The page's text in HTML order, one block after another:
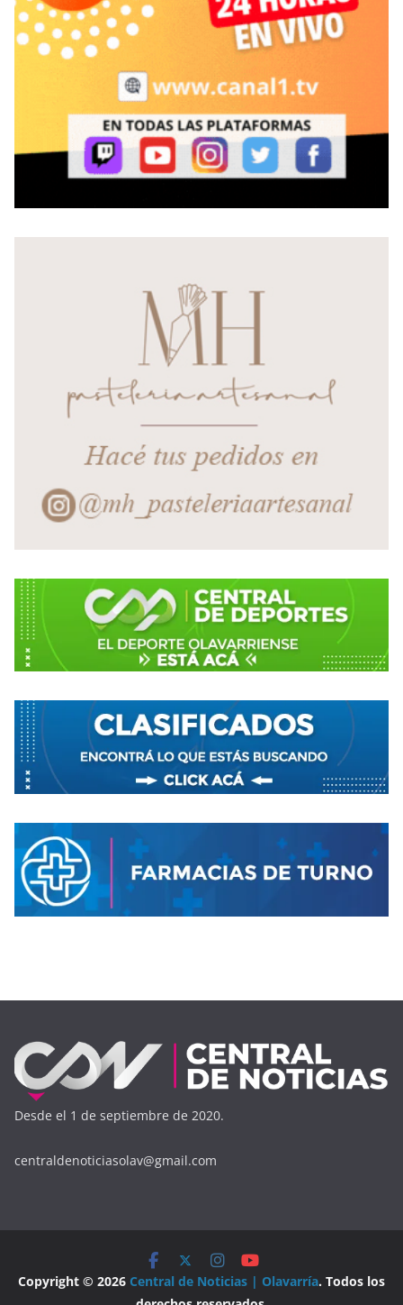
Desde el 1 de septiembre de 2020.
centraldenoticiasolav@gmail.com
Copyright © 2026 Central de Noticias | Olavarría. Todos los